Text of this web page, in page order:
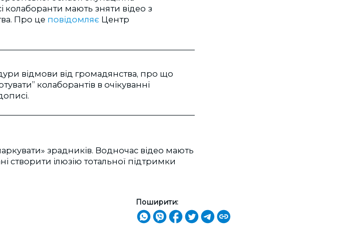
колаборанти мають зняти відео з
Про це повідомляє Центр
відмови від громадянства, про що
колаборантів в очікуванні
зрадників. Водночас відео мають
створити ілюзію тотальної підтримки
Поширити: